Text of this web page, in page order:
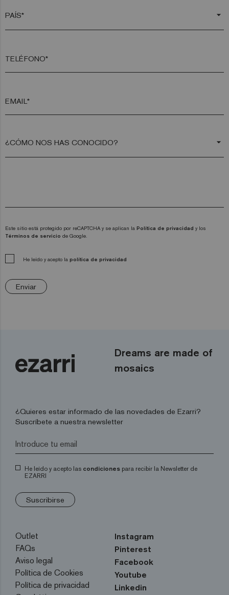
arrow_drop_down
TELÉFONO*
EMAIL*
arrow_drop_down
Este sitio está protegido por reCAPTCHA y se aplican la Política de privacidad y los
Términos de servicio de Google.
He leído y acepto la política de privacidad
Enviar
Dreams are made of
mosaics
¿Quieres estar informado de las novedades de Ezarri?
Suscríbete a nuestra newsletter
He leído y acepto las condiciones para recibir la Newsletter de
EZARRI
Suscribirse
Outlet
FAQs
Aviso legal
Política de Cookies
Política de privacidad
Instagram
Pinterest
Facebook
Youtube
Linkedin